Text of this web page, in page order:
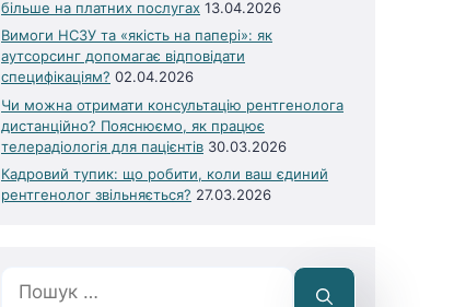
більше на платних послугах 13.04.2026
Вимоги НСЗУ та «якість на папері»: як
аутсорсинг допомагає відповідати
специфікаціям? 02.04.2026
Чи можна отримати консультацію рентгенолога
дистанційно? Пояснюємо, як працює
телерадіологія для пацієнтів 30.03.2026
Кадровий тупик: що робити, коли ваш єдиний
рентгенолог звільняється? 27.03.2026